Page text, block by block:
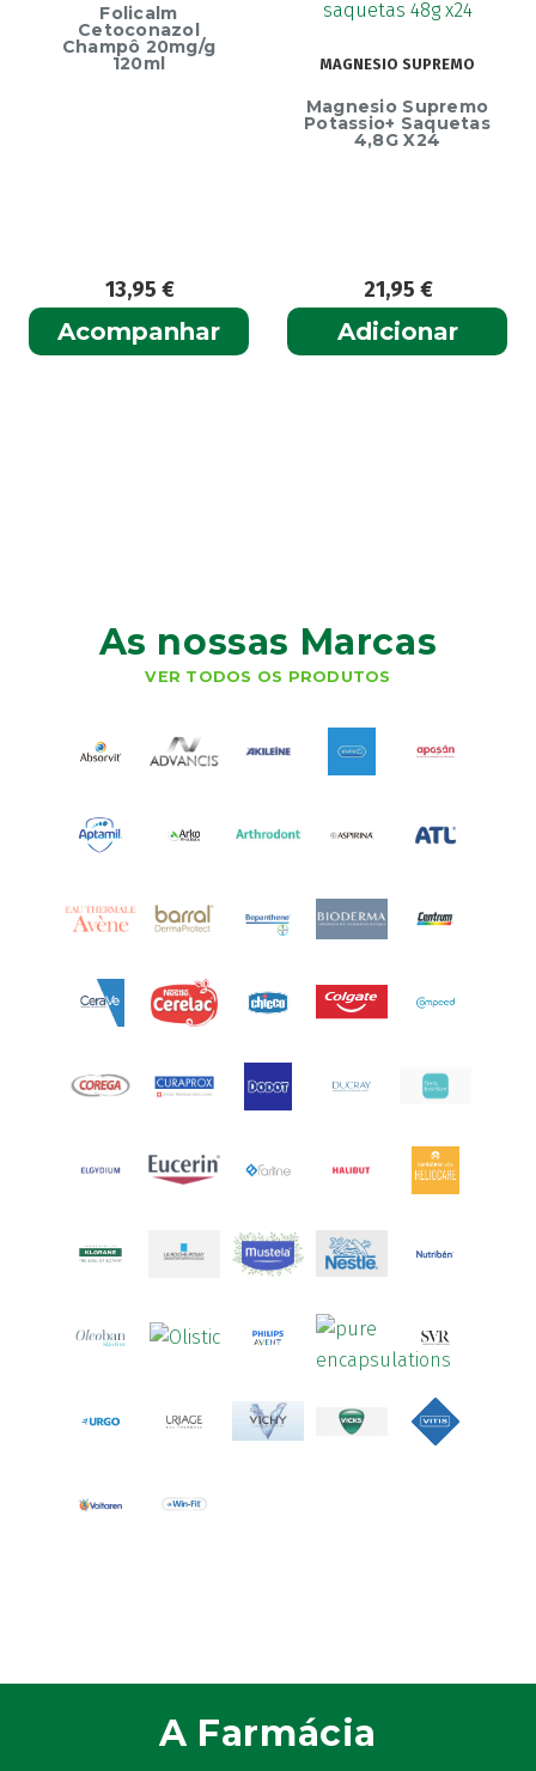
Folicalm
Cetoconazol
Champô 20mg/g
120ml
13,95€
Acompanhar
MAGNESIO SUPREMO
Magnesio Supremo
Potassio+ Saquetas
4,8G X24
21,95€
Adicionar
As nossas Marcas
VER TODOS OS PRODUTOS
A Farmácia